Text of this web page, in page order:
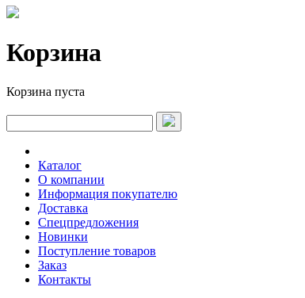
Корзина
Корзина пуста
Каталог
О компании
Информация покупателю
Доставка
Спецпредложения
Новинки
Поступление товаров
Заказ
Контакты